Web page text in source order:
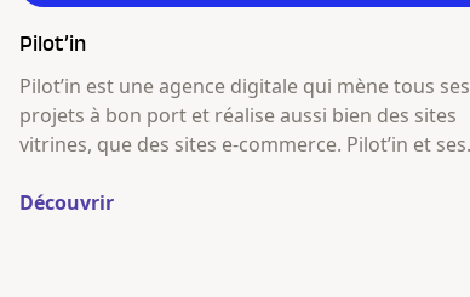
Pilot’in
Pilot’in est une agence digitale qui mène tous ses
projets à bon port et réalise aussi bien des sites
vitrines, que des sites e-commerce. Pilot’in et ses
vitrine et e-commerce au design attractif et
Découvrir